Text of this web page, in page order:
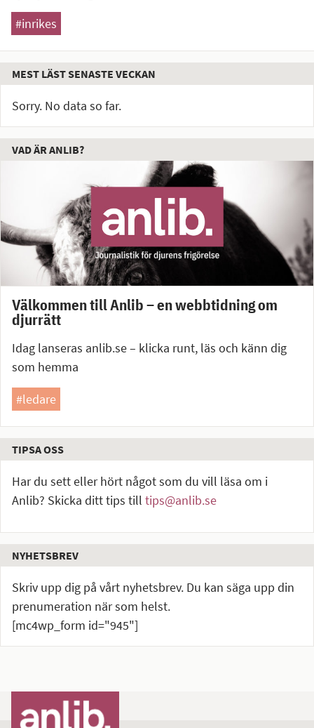
#inrikes
MEST LÄST SENASTE VECKAN
Sorry. No data so far.
VAD ÄR ANLIB?
Välkommen till Anlib – en webbtidning om
djurrätt
Idag lanseras anlib.se – klicka runt, läs och känn dig
som hemma
#ledare
TIPSA OSS
Har du sett eller hört något som du vill läsa om i
Anlib? Skicka ditt tips till tips@anlib.se
NYHETSBREV
Skriv upp dig på vårt nyhetsbrev. Du kan säga upp din
prenumeration när som helst.
[mc4wp_form id="945"]